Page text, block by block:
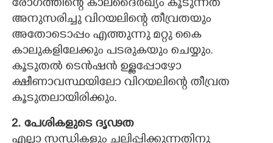
രോഗത്തിന്റെ കാലദൈര്‍ഖ്യം കൂടുന്നത്
അനുസരിച്ചു വിറയലിന്റെ തീവ്രതയും
അതോടൊപ്പം എത്തുന്നു മറ്റു കൈ
കാലുകളിലേക്കും പടരുകയും ചെയ്യും.
കൂടുതല്‍ ടെന്‍ഷന്‍ ഉള്ളപ്പോഴോ
ക്ഷീണാവസ്ഥയിലോ വിറയലിന്റെ തീവ്രത
കൂടുതലായിരിക്കും.
2. പേശികളുടെ ദൃഢത